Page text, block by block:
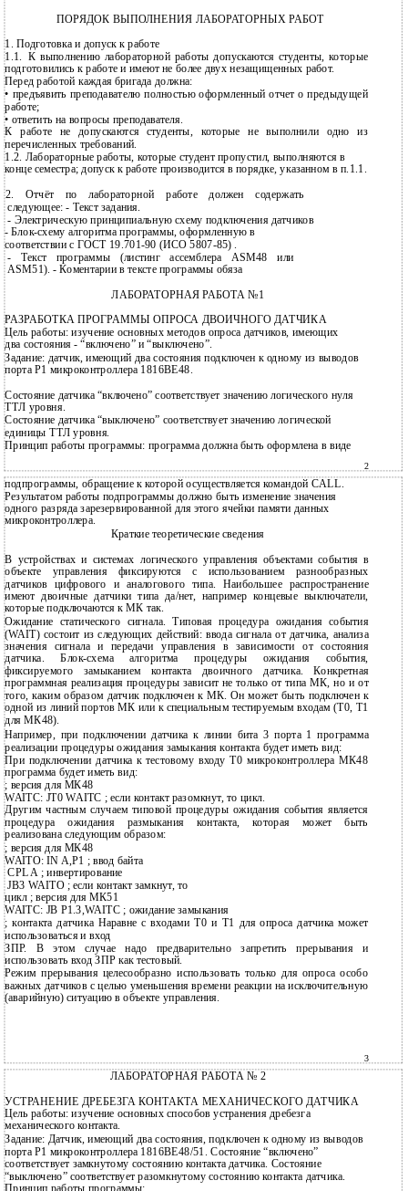
ПОРЯДОК ВЫПОЛНЕНИЯ ЛАБОРАТОРНЫХ РАБОТ
1. Подготовка и допуск к работе
1.1.
К выполнению лабораторной работы допускаются студенты, которые
подготовились к работе и имеют не более двух незащищенных работ.
Перед работой каждая бригада должна:
• предъявить преподавателю полностью оформленный отчет о предыдущей
работе;
• ответить на вопросы преподавателя.
К работе не допускаются студенты, которые не выполнили одно из
перечисленных требований.
1.2. Лабораторные работы, которые студент пропустил, выполняются в
конце семестра; допуск к работе производится в порядке, указанном в п.1.1.
2. Отчёт по лабораторной работе должен содержать
следующее: - Текст задания.
- Электpическую пpинципиальную схему подключения датчиков
- Блок-схему алгоpитма пpогpаммы, офоpмленную в
соответствии с ГОСТ 19.701-90 (ИСО 5807-85) .
- Текст пpогpаммы (листинг ассемблеpа ASM48 или
ASM51). - Коментаpии в тексте пpогpаммы обяза
ЛАБОРАТОРНАЯ РАБОТА №1
РАЗРАБОТКА ПРОГРАММЫ ОПРОСА ДВОИЧНОГО ДАТЧИКА
Цель работы: изучение основных методов опроса датчиков, имеющих
два состояния - “включено” и “выключено”.
Задание: датчик, имеющий два состояния подключен к одному из выводов
порта Р1 микроконтроллера 1816ВЕ48.
Состояние датчика “включено” соответствует значению логического нуля
ТТЛ уровня.
Состояние датчика “выключено” соответствует значению логической
единицы ТТЛ уровня.
Принцип работы программы: программа должна быть оформлена в виде
2
подпрограммы, обращение к которой осуществляется командой CALL.
Результатом работы подпрограммы должно быть изменение значения
одного разряда зарезервированной для этого ячейки памяти данных
микроконтроллера.
Краткие теоретические сведения
В устройствах и системах логического управления объектами события в
объекте управления фиксируются с использованием разнообразных
датчиков цифрового и аналогового типа. Наибольшее распространение
имеют двоичные датчики типа да/нет, например концевые выключатели,
которые подключаются к МК так.
Ожидание статического сигнала. Типовая процедура ожидания события
(WAIT) состоит из следующих действий: ввода сигнала от датчика, анализа
значения сигнала и передачи управления в зависимости от состояния
датчика. Блок-схема алгоритма процедуры ожидания события,
фиксируемого замыканием контакта двоичного датчика. Конкретная
программная реализация процедуры зависит не только от типа МК, но и от
того, каким образом датчик подключен к МК. Он может быть подключен к
одной из линий портов МК или к специальным тестируемым входам (Т0, Т1
для МК48).
Например, при подключении датчика к линии бита 3 порта 1 программа
реализации процедуры ожидания замыкания контакта будет иметь вид:
При подключении датчика к тестовому входу Т0 микроконтроллера МК48
программа будет иметь вид:
; версия для МК48
WAITC: JT0 WAITC ; если контакт разомкнут, то цикл.
Другим частным случаем типовой процедуры ожидания события является
процедура ожидания размыкания контакта, которая может быть
реализована следующим образом:
; версия для МК48
WAITO: IN A,P1 ; ввод байта
CPL A ; инвертирование
JB3 WAITO ; если контакт замкнут, то
цикл ; версия для МК51
WAITC: JB P1.3,WAITC ; ожидание замыкания
; контакта датчика Наравне с входами Т0 и Т1 для опроса датчика может
использоваться и вход
ЗПР. В этом случае надо предварительно запретить прерывания и
использовать вход ЗПР как тестовый.
Режим прерывания целесообразно использовать только для опроса особо
важных датчиков с целью уменьшения времени реакции на исключительную
(аварийную) ситуацию в объекте управления.
3
ЛАБОРАТОРНАЯ РАБОТА № 2
УСТРАНЕНИЕ ДРЕБЕЗГА КОНТАКТА МЕХАНИЧЕСКОГО ДАТЧИКА
Цель работы: изучение основных способов устранения дребезга
механического контакта.
Задание: Датчик, имеющий два состояния, подключен к одному из выводов
порта Р1 микроконтроллера 1816ВЕ48/51. Состояние “включено”
соответствует замкнутому состоянию контакта датчика. Состояние
“выключено” соответствует разомкнутому состоянию контакта датчика.
Принцип работы программы: